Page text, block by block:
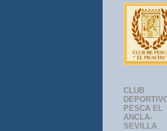
CLUB
PESCA EL
ANCLA-
SEVILLA